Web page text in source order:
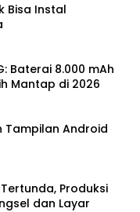
Bisa Instal
Baterai 8.000 mAh
Mantap di 2026
Tampilan Android
Produksi
dan Layar